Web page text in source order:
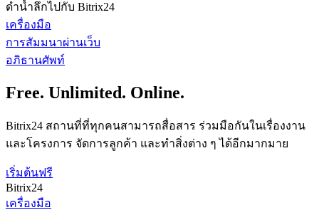
ดำน้ำลึกไปกับ Bitrix24
เครื่องมือ
การสัมมนาผ่านเว็บ
อภิธานศัพท์
Free. Unlimited. Online.
Bitrix24 สถานที่ที่ทุกคนสามารถสื่อสาร ร่วมมือกันในเรื่องงาน
และโครงการ จัดการลูกค้า และทำสิ่งต่าง ๆ ได้อีกมากมาย
เริ่มต้นฟรี
Bitrix24
เครื่องมือ